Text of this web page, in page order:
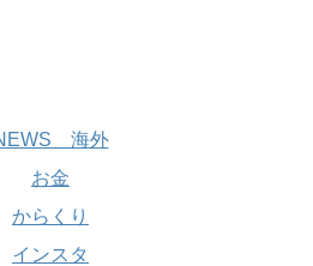
海外
お金
からくり
インスタ